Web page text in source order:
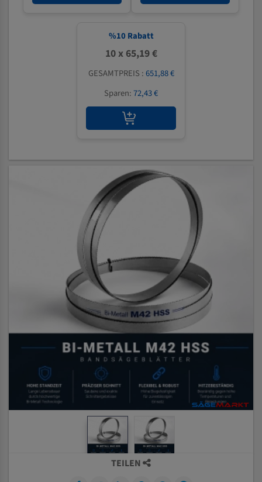
%10 Rabatt
10 x 65,19 €
GESAMTPREIS :651,88 €
Sparen:72,43 €
TEILEN